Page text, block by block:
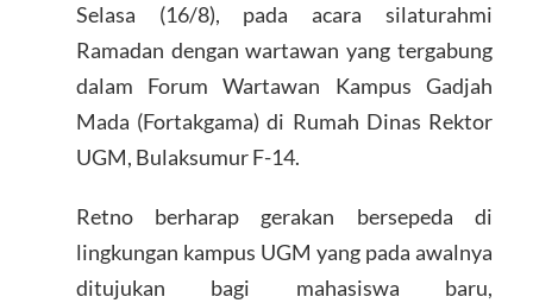
Selasa (16/8), pada acara silaturahmi
Ramadan dengan wartawan yang tergabung
dalam Forum Wartawan Kampus Gadjah
Mada (Fortakgama) di Rumah Dinas Rektor
UGM, Bulaksumur F-14.
Retno berharap gerakan bersepeda di
lingkungan kampus UGM yang pada awalnya
ditujukan bagi mahasiswa baru,